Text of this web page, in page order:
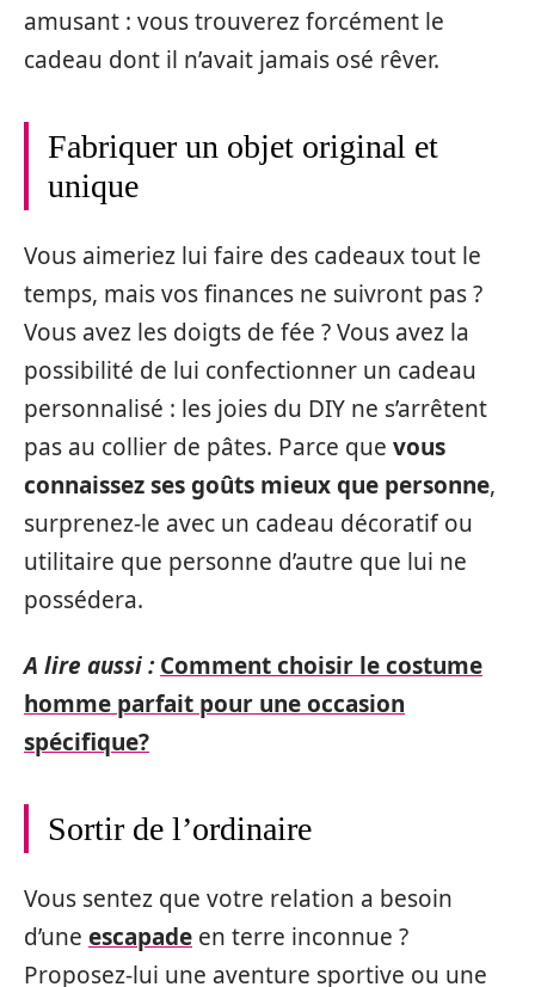
amusant : vous trouverez forcément le
cadeau dont il n’avait jamais osé rêver.
Fabriquer un objet original et
unique
Vous aimeriez lui faire des cadeaux tout le
temps, mais vos finances ne suivront pas ?
Vous avez les doigts de fée ? Vous avez la
possibilité de lui confectionner un cadeau
personnalisé : les joies du DIY ne s’arrêtent
pas au collier de pâtes. Parce que vous
connaissez ses goûts mieux que personne,
surprenez-le avec un cadeau décoratif ou
utilitaire que personne d’autre que lui ne
possédera.
A lire aussi : Comment choisir le costume
homme parfait pour une occasion
spécifique?
Sortir de l’ordinaire
Vous sentez que votre relation a besoin
d’une escapade en terre inconnue ?
Proposez-lui une aventure sportive ou une